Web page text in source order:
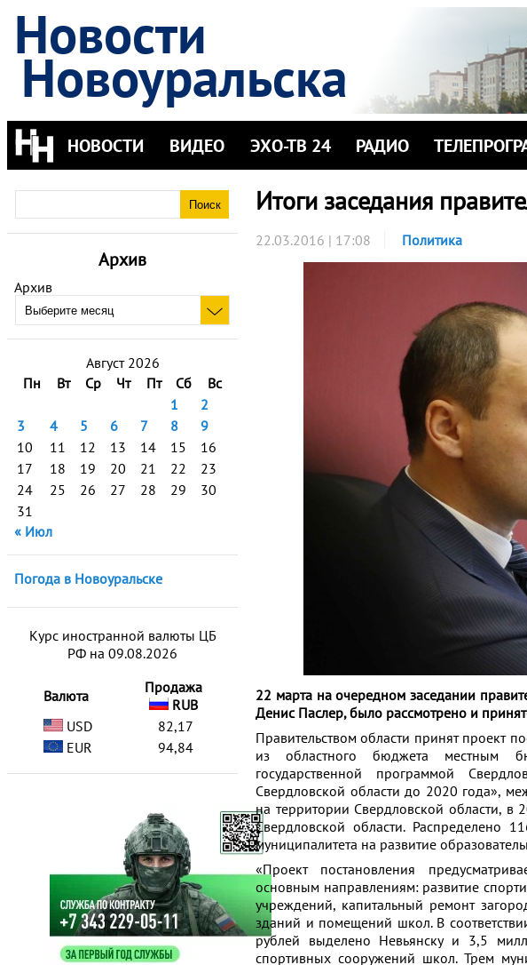
Новости
Новоуральска
НОВОСТИ ВИДЕО ЭХО-ТВ 24 РАДИО
Архив
Архив
Август 2026
Пн
Вт Ср Чт Пт Сб
Вс
1
2
3
4 5 6 7 8
9
10
11 12 13 14 15
16
17
18 19 20 21 22
23
24
25 26 27 28 29
30
31
« Июл
Погода в Новоуральске
Курс иностранной валюты ЦБ
РФ на 09.08.2026
Валюта
Продажа
RUB
USD
82,17
EUR
94,84
Итоги заседания
22.03.2016 | 17:08 Политика
22 марта на очередном заседании
Денис Паслер, было рассмотрено и
Правительством области принят проект
из областного бюджета местным
государственной программой
Свердловской области до 2020 года»,
на территории Свердловской области, в
Свердловской области. Распределено
муниципалитета на развитие
«Проект постановления
основным направлениям: развитие
учреждений, капитальный ремонт
зданий и помещений школ. В
рублей выделено Невьянску и 3,5
спортивных сооружений школ. Трем